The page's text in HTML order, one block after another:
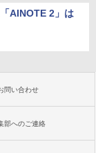
AINOTE 2」は
問い合わせ
部へのご連絡